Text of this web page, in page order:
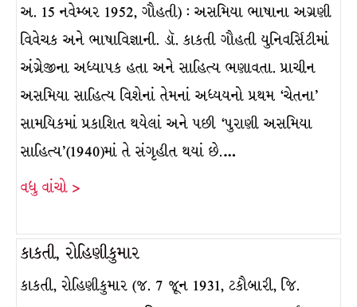
અ. 15 નવેમ્બર 1952, ગૌહતી) : અસમિયા ભાષાના અગ્રણી
વિવેચક અને ભાષાવિજ્ઞાની. ડૉ. કાકતી ગૌહતી યુનિવર્સિટીમાં
અંગ્રેજીના અધ્યાપક હતા અને સાહિત્ય ભણાવતા. પ્રાચીન
અસમિયા સાહિત્ય વિશેનાં તેમનાં અધ્યયનો પ્રથમ ‘ચેતના’
સામયિકમાં પ્રકાશિત થયેલાં અને પછી ‘પુરાણી અસમિયા
સાહિત્ય’(1940)માં તે સંગૃહીત થયાં છે.…
વધુ વાંચો >
કાકતી, રોહિણીકુમાર
કાકતી, રોહિણીકુમાર (જ. 7 જૂન 1931, ટકૌબારી, જિ.